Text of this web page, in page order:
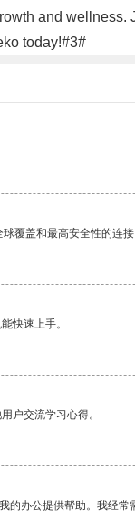
and wellness.
today!#3#
覆盖和最高安全性的连接
快速上手。
户交流学习心得。
的办公提供帮助。我经